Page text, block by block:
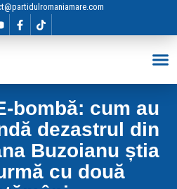
bombă: cum au
dezastrul din
Buzoianu știa
cu două